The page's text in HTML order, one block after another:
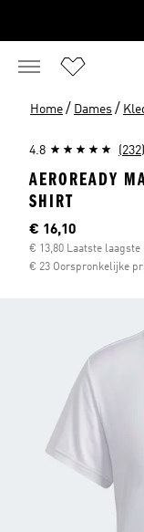
Home / Dames /
4.8 (232)
AEROREADY
SHIRT
Huidige prijs
€ 16,10
€ 13,80 Laatste laagste
€ 23 Oorspronkelijke